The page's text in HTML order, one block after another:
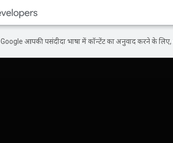
Google आपकी पसंदीदा भाषा में कॉन्टेंट का अनुवाद करने के